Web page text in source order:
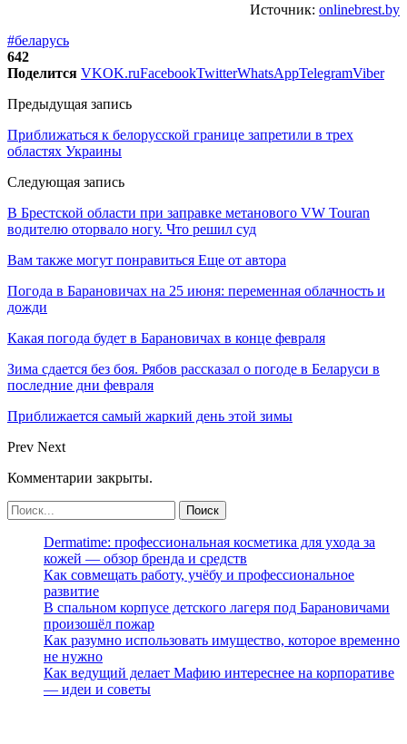
Источник: onlinebrest.by
#беларусь
642
Поделится VKOK.ruFacebookTwitterWhatsAppTelegramViber
Предыдущая запись
Приближаться к белорусской границе запретили в трех
областях Украины
Следующая запись
В Брестской области при заправке метанового VW Touran
водителю оторвало ногу. Что решил суд
Вам также могут понравиться Еще от автора
Погода в Барановичах на 25 июня: переменная облачность и
дожди
Какая погода будет в Барановичах в конце февраля
Зима сдается без боя. Рябов рассказал о погоде в Беларуси в
последние дни февраля
Приближается самый жаркий день этой зимы
Prev Next
Комментарии закрыты.
Dermatime: профессиональная косметика для ухода за
кожей — обзор бренда и средств
Как совмещать работу, учёбу и профессиональное
развитие
В спальном корпусе детского лагеря под Барановичами
произошёл пожар
Как разумно использовать имущество, которое временно
не нужно
Как ведущий делает Мафию интереснее на корпоративе
— идеи и советы